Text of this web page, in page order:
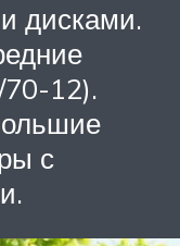
дисками.
12).
с